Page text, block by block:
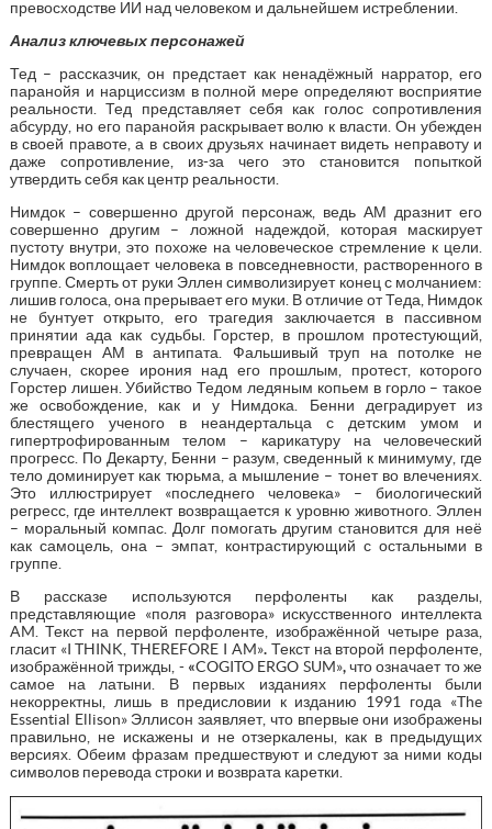
превосходстве ИИ над человеком и дальнейшем истреблении.
Анализ ключевых персонажей
Тед – рассказчик, он предстает как ненадёжный нарратор, его
паранойя и нарциссизм в полной мере определяют восприятие
реальности. Тед представляет себя как голос сопротивления
абсурду, но его паранойя раскрывает волю к власти. Он убежден
в своей правоте, а в своих друзьях начинает видеть неправоту и
даже сопротивление, из-за чего это становится попыткой
утвердить себя как центр реальности.
Нимдок – совершенно другой персонаж, ведь АМ дразнит его
совершенно другим – ложной надеждой, которая маскирует
пустоту внутри, это похоже на человеческое стремление к цели.
Нимдок воплощает человека в повседневности, растворенного в
группе. Смерть от руки Эллен символизирует конец с молчанием:
лишив голоса, она прерывает его муки. В отличие от Теда, Нимдок
не бунтует открыто, его трагедия заключается в пассивном
принятии ада как судьбы. Горстер, в прошлом протестующий,
превращен АМ в антипата. Фальшивый труп на потолке не
случаен, скорее ирония над его прошлым, протест, которого
Горстер лишен. Убийство Тедом ледяным копьем в горло – такое
же освобождение, как и у Нимдока. Бенни деградирует из
блестящего ученого в неандертальца с детским умом и
гипертрофированным телом – карикатуру на человеческий
прогресс. По Декарту, Бенни – разум, сведенный к минимуму, где
тело доминирует как тюрьма, а мышление – тонет во влечениях.
Это иллюстрирует «последнего человека» – биологический
регресс, где интеллект возвращается к уровню животного. Эллен
– моральный компас. Долг помогать другим становится для неё
как самоцель, она – эмпат, контрастирующий с остальными в
группе.
В рассказе используются перфоленты как разделы,
представляющие «поля разговора» искусственного интеллекта
AM. Текст на первой перфоленте, изображённой четыре раза,
гласит «I THINK, THEREFORE I AM».Текст на второй перфоленте,
изображённой трижды, - «COGITO ERGO SUM»,что означает то же
самое на латыни. В первых изданиях перфоленты были
некорректны, лишь в предисловии к изданию 1991 года «The
Essential Ellison» Эллисон заявляет, что впервые они изображены
правильно, не искажены и не отзеркалены, как в предыдущих
версиях. Обеим фразам предшествуют и следуют за ними коды
символов перевода строки и возврата каретки.